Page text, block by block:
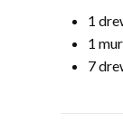
1
1
7